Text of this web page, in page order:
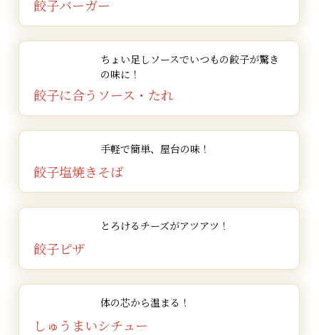
餃子バーガー
ちょい足しソースでいつもの餃子が驚き
の味に！
餃子に合うソース・たれ
手軽で簡単、 屋台の味！
餃子塩焼きそば
とろけるチーズがアツアツ！
餃子ピザ
体の芯から温まる！
しゅうまいシチュー